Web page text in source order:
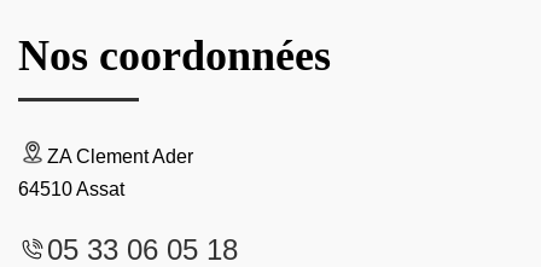
Nos coordonnées
ZA Clement Ader
64510 Assat
05 33 06 05 18